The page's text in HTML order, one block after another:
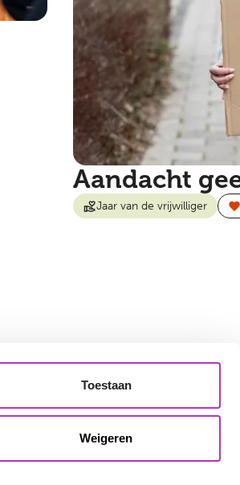
Toestaan
Weigeren
Aandacht
Jaar van de vrijwilliger